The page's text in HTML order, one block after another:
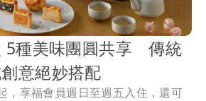
5種美味團圓共享 傳統
意絕妙搭配
，享福會員週日至週五入住，還可